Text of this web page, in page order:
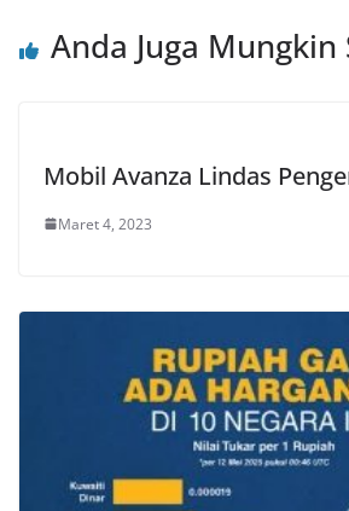
Anda Juga Mungkin
Mobil Avanza Lindas
Maret 4, 2023